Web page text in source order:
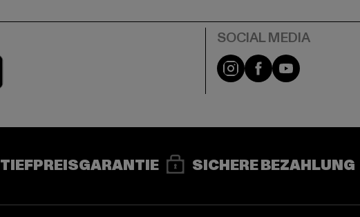
Instagram
FacebookYouTube
TIEFPREISGARANTIE SICHERE BEZAHLUNG